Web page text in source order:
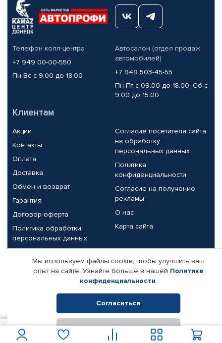
Телефон колл-центра
+7 949 00-00-550
Пн-Вс с 9.00 до 18.00
Автосалон (отдел продаж
автомобилей)
+7 949 503-45-55
Пн-Пт с 09.00 до 18.00, Сб с
9.00 до 15.00
Клиентам
Акции
Контакты
Оплата
Доставка
Обмен и возврат
Гарантия
Договор-оферта
Политика обработки
персональных данных
Согласие посетителя сайта
на обработку
персональных данных
Политика
конфиденциальности
Согласие на получение
рекламы
О нас
Карта сайта
Партнерам
Корпоративным клиентам
Поставщикам
Реквизиты компании
© КАМАЗ ЦЕНТР ДОНЕЦК, 2015-2026. Все права защищены.
Интернет-магазин автомобильных товаров Автопрофи.
Мы используем файлы cookie, чтобы улучшить ваш
опыт на сайте. Узнайте больше в нашей Политике
конфиденциальности.
Согласиться
Отклонить
В корзину